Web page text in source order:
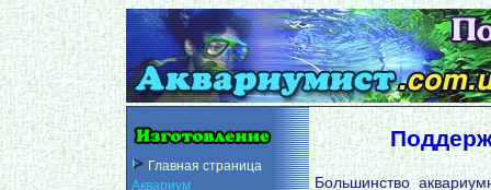
Главная страница
Аквариум
Большинство